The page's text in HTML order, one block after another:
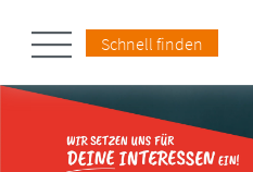
Schnell finden